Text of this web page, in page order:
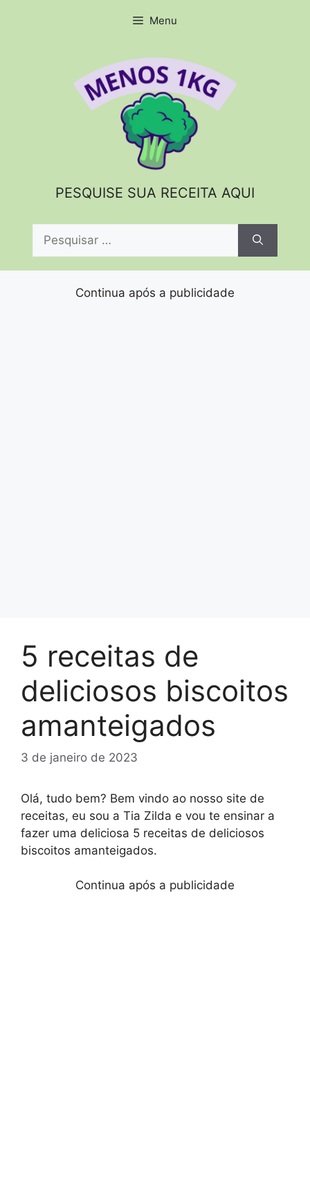
Menu
PESQUISE SUA RECEITA AQUI
Pesquisar
Continua após a publicidade
5 receitas de
deliciosos biscoitos
amanteigados
3 de janeiro de 2023
Olá, tudo bem? Bem vindo ao nosso site de
receitas, eu sou a Tia Zilda e vou te ensinar a
fazer uma deliciosa 5 receitas de deliciosos
biscoitos amanteigados.
Continua após a publicidade